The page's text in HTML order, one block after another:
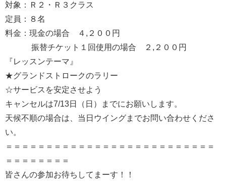
対象：Ｒ２・Ｒ３クラス
定員：８名
料金：現金の場合 ４,２００円
振替チケット１回使用の場合 ２,２００円
『レッスンテーマ』
★グランドストロークのラリー
☆サービスを安定させよう
キャンセルは7/13日（日）までにお願いします。
天候不順の場合は、当日ウイングまでお問い合わせくださ
い。
＝＝＝＝＝＝＝＝＝＝＝＝＝＝＝＝＝＝＝＝＝＝＝＝＝＝
＝＝＝＝＝＝＝＝
皆さんの参加お待ちしてまーす！！